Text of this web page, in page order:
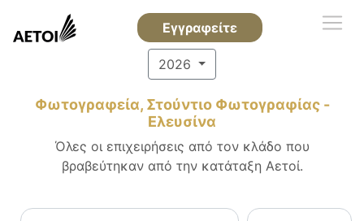
Εγγραφείτε
2026
Φωτογραφεία, Στούντιο Φωτογραφίας -
Ελευσίνα
Όλες οι επιχειρήσεις από τον κλάδο που
βραβεύτηκαν από την κατάταξη Αετοί.